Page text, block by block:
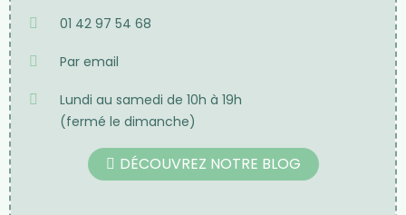
01 42 97 54 68
Par email
Lundi au samedi de 10h à 19h
(fermé le dimanche)
DÉCOUVREZ NOTRE BLOG